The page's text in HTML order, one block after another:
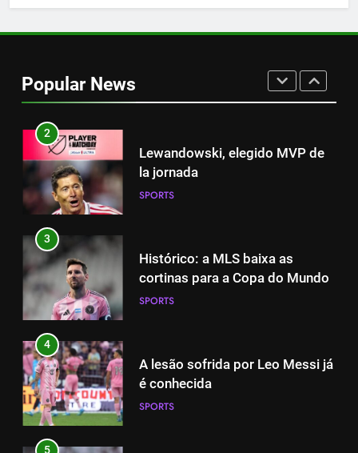
Popular News
2
Lewandowski, elegido MVP de
la jornada
SPORTS
3
Histórico: a MLS baixa as
cortinas para a Copa do Mundo
SPORTS
4
A lesão sofrida por Leo Messi já
é conhecida
SPORTS
5